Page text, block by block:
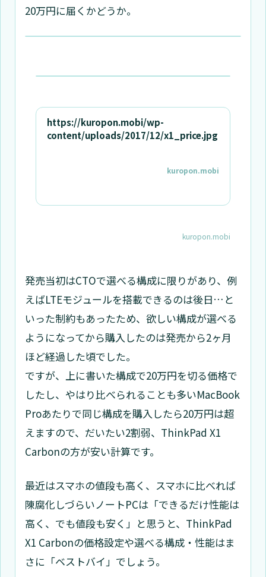
20万円に届くかどうか。
https://kuropon.mobi/wp-
content/uploads/2017/12/x1_price.jpg
kuropon.mobi
kuropon.mobi
発売当初はCTOで選べる構成に限りがあり、例
えばLTEモジュールを搭載できるのは後日…と
いった制約もあったため、欲しい構成が選べる
ようになってから購入したのは発売から2ヶ月
ほど経過した頃でした。
ですが、上に書いた構成で20万円を切る価格で
したし、やはり比べられることも多いMacBook
Proあたりで同じ構成を購入したら20万円は超
えますので、だいたい2割弱、ThinkPad X1
Carbonの方が安い計算です。
最近はスマホの値段も高く、スマホに比べれば
陳腐化しづらいノートPCは「できるだけ性能は
高く、でも値段も安く」と思うと、ThinkPad
X1 Carbonの価格設定や選べる構成・性能はま
さに「ベストバイ」でしょう。